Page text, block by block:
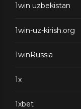
1win uzbekistan
1win-uz-kirish.org
1winRussia
1x
1xbet